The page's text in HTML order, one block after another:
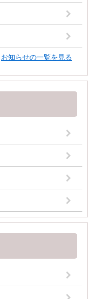
お知らせの一覧を見る